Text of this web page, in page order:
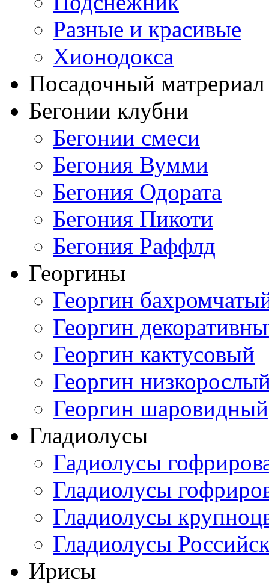
Разные и красивые
Хионодокса
Посадочный матрериал
Бегонии клубни
Бегонии смеси
Бегония Вумми
Бегония Одората
Бегония Пикоти
Бегония Раффлд
Георгины
Георгин
Георгин
Георгин кактусовый
Георгин
Георгин шаровидный
Гладиолусы
Гадиолусы
Гладиолусы
Гладиолусы
Гладиолусы
Ирисы